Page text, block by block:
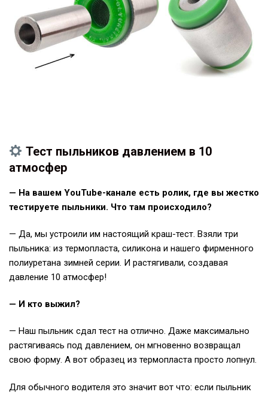
Тест пыльников давлением в 10
атмосфер
— На вашем YouTube-канале есть ролик, где вы жестко
тестируете пыльники. Что там происходило?
— Да, мы устроили им настоящий краш-тест. Взяли три
пыльника: из термопласта, силикона и нашего фирменного
полиуретана зимней серии. И растягивали, создавая
давление 10 атмосфер!
— И кто выжил?
— Наш пыльник сдал тест на отлично. Даже максимально
растягиваясь под давлением, он мгновенно возвращал
свою форму. А вот образец из термопласта просто лопнул.
Для обычного водителя это значит вот что: если пыльник